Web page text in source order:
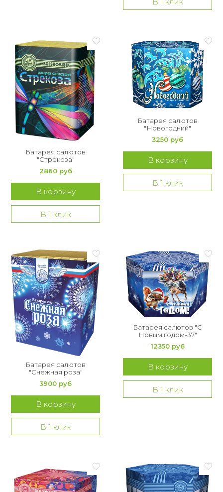
В 1 клик
Батарея салютов
"Стрекоза"
2860 руб
В корзину
В 1 клик
Батарея салютов
"Новогодний"
3250 руб
В корзину
В 1 клик
Батарея салютов
"Снежная роза"
3900 руб
В корзину
В 1 клик
Батарея салютов "С
Новым годом-37"
12350 руб
В корзину
В 1 клик